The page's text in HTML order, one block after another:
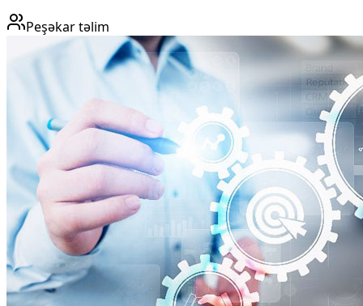
Peşəkar təlim